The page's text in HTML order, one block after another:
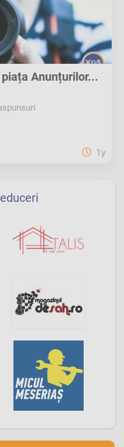
Anunțurilor...
1y